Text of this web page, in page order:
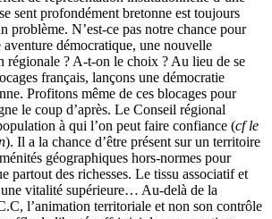
sent profondément bretonne est toujours
problème. N’est-ce pas notre chance pour
aventure démocratique, une nouvelle
régionale ? A-t-on le choix ? Au lieu de se
français, lançons une démocratie
Profitons même de ces blocages pour
le coup d’après. Le Conseil régional
à qui l’on peut faire confiance (cf le
). Il a la chance d’être présent sur un territoire
géographiques hors-normes pour
partout des richesses. Le tissu associatif et
vitalité supérieure… Au-delà de la
l’animation territoriale et non son contrôle